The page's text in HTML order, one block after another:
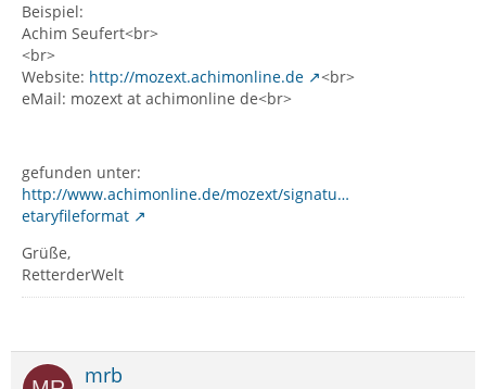
Beispiel:
Achim Seufert<br>
<br>
Website: http://mozext.achimonline.de
<br>
eMail: mozext at achimonline de<br>
gefunden unter:
http://www.achimonline.de/mozext/signatu…
etaryfileformat
Grüße,
RetterderWelt
mrb